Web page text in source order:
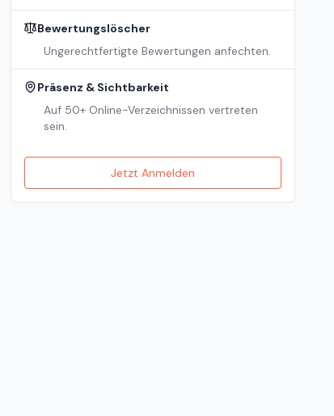
Bewertungslöscher
Ungerechtfertigte Bewertungen anfechten.
Präsenz & Sichtbarkeit
Auf 50+ Online-Verzeichnissen vertreten
sein.
Jetzt Anmelden